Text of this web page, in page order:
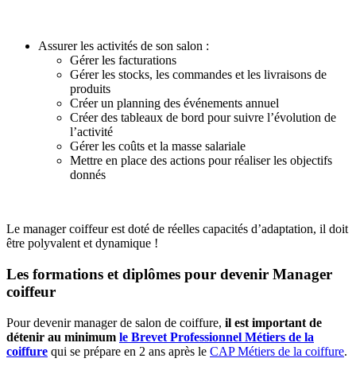
Assurer les activités de son salon :
Gérer les facturations
Gérer les stocks, les commandes et les livraisons de
produits
Créer un planning des événements annuel
Créer des tableaux de bord pour suivre l’évolution de
l’activité
Gérer les coûts et la masse salariale
Mettre en place des actions pour réaliser les objectifs
donnés
Le manager coiffeur est doté de réelles capacités d’adaptation, il doit
être polyvalent et dynamique !
Les formations et diplômes pour devenir Manager
coiffeur
Pour devenir manager de salon de coiffure, il est important de
détenir au minimum le Brevet Professionnel Métiers de la
coiffure qui se prépare en 2 ans après le CAP Métiers de la coiffure.